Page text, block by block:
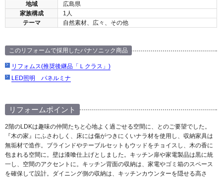
地域
広島県
家族構成
1人
テーマ
自然素材、広々、その他
このリフォームで採用したパナソニック商品
リフォムス(推奨後継品「Ｌクラス」)
LED照明 パネルミナ
リフォームポイント
2階のLDKは趣味の仲間たちと心地よく過ごせる空間に、とのご要望でした。
『木の家』にふさわしく、床には傷がつきにくいナラ材を使用し、収納家具は
無垢材で造作。ブラインドやテーブルセットもウッドをチョイスし、木の香に
包まれる空間に。壁は漆喰仕上げとしました。キッチン扉や家電製品は黒に統
一し、空間のアクセントに。キッチン背面の収納は、家電やゴミ箱のスペース
を確保して設計。ダイニング側の収納は、キッチンカウンターを隠せる高さ